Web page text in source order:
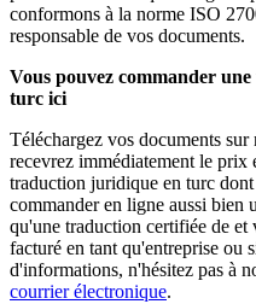
conformons à la norme ISO
responsable de vos documents.
Vous pouvez commander
turc ici
Téléchargez vos documents sur
recevrez immédiatement le prix
traduction juridique en turc
commander en ligne aussi bien
qu'une traduction certifiée de et
facturé en tant qu'entreprise ou
d'informations, n'hésitez pas à
courrier électronique.